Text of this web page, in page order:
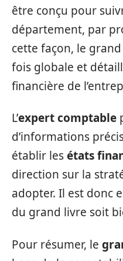
être conçu pour
département, par
cette façon, le
fois globale et
financière de
L’expert comptable
d’informations
établir lesétats
direction sur la
adopter. Il est donc
du grand livre soit
Pour résumer, le